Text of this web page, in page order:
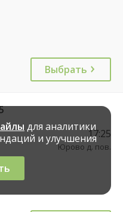
Выбрать
17:25
Юрово д. пов.
для аналитики
и улучшения